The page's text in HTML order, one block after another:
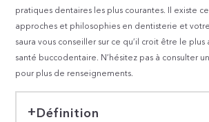
pratiques dentaires les plus courantes. Il existe
approches et philosophies en dentisterie et
saura vous conseiller sur ce qu’il croit être le
santé buccodentaire. N’hésitez pas à consulter
pour plus de renseignements.
Définition